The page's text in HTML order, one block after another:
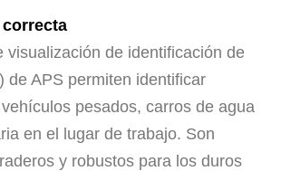
visualización de identificación de
de APS permiten identificar
pesados, carros de agua
en el lugar de trabajo. Son
y robustos para los duros